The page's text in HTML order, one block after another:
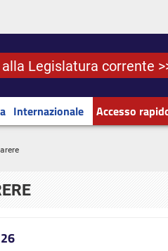
Legislatura corrente
Internazionale Accesso